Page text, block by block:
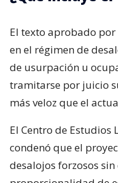
El texto aprobado
en el régimen de
de usurpación u
tramitarse por juicio
más veloz que el
El Centro de Estudios
condenó que el
desalojos forzosos